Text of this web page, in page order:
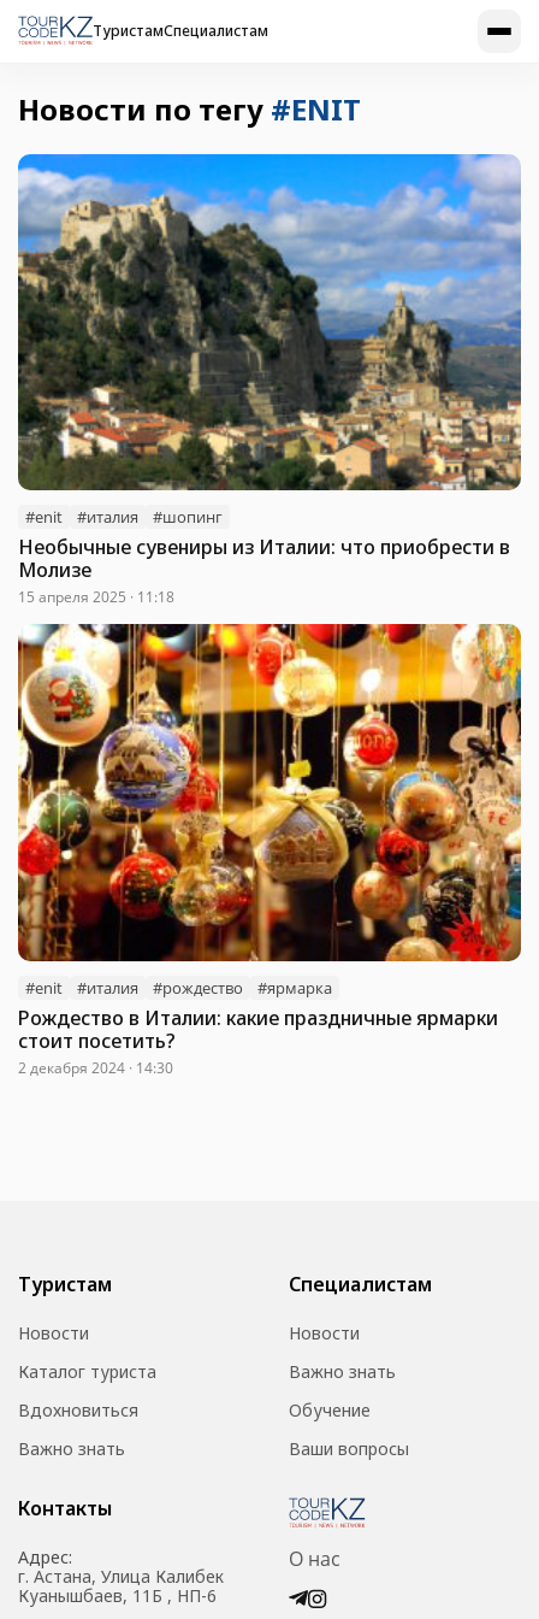
ТуристамСпециалистам
Новости по тегу #ENIT
#enit #италия #шопинг
Необычные сувениры из Италии: что приобрести в
Молизе
15 апреля 2025 · 11:18
#enit #италия #рождество #ярмарка
Рождество в Италии: какие праздничные ярмарки
стоит посетить?
2 декабря 2024 · 14:30
Туристам
Новости
Каталог туриста
Вдохновиться
Важно знать
Специалистам
Новости
Важно знать
Обучение
Ваши вопросы
Контакты
Адрес:
г. Астана, Улица Калибек
Куанышбаев, 11Б , НП-6
О нас